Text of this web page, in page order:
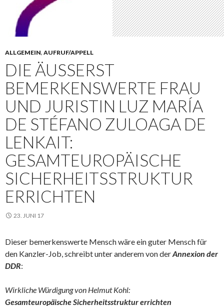
ALLGEMEIN, AUFRUF/APPELL
DIE ÄUSSERST B
EMERKENSWERTE FRAU U
ND JURISTIN LUZ MARÍA D
E STÉFANO ZULOAGA DE L
ENKAIT: G
ESAMTEUROPÄISCHE S
ICHERHEITSSTRUKTUR E
RRICHTEN
23. JUNI 17
Dieser bemerkenswerte Mensch wäre ein guter Mensch für
den Kanzler-Job, schreibt unter anderem von derAnnexion der
DDR:
Wirkliche Würdigung von Helmut Kohl:
Gesamteuropäische Sicherheitsstruktur errichten